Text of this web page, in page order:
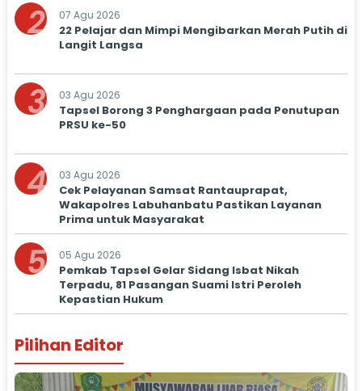
2 07 Agu 2026
22 Pelajar dan Mimpi Mengibarkan Merah Putih di
Langit Langsa
3 03 Agu 2026
Tapsel Borong 3 Penghargaan pada Penutupan
PRSU ke-50
4 03 Agu 2026
Cek Pelayanan Samsat Rantauprapat,
Wakapolres Labuhanbatu Pastikan Layanan
Prima untuk Masyarakat
5 05 Agu 2026
Pemkab Tapsel Gelar Sidang Isbat Nikah
Terpadu, 81 Pasangan Suami Istri Peroleh
Kepastian Hukum
Pilihan Editor